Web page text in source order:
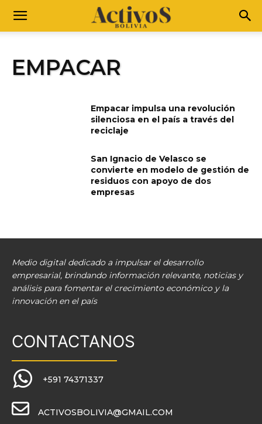
EMPACAR
Empacar impulsa una revolución
silenciosa en el país a través del
reciclaje
San Ignacio de Velasco se
convierte en modelo de gestión de
residuos con apoyo de dos
empresas
Medio digital dedicado a impulsar el desarrollo
empresarial, brindando información relevante, noticias y
análisis para fomentar el crecimiento económico y la
innovación en el país
CONTACTANOS
+591 74371337
ACTIVOSBOLIVIA@GMAIL.COM